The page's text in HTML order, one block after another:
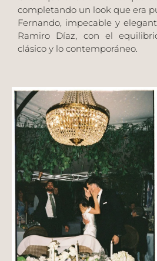
completando un look que era
Fernando, impecable y
Ramiro Díaz, con el
clásico y lo contemporáneo.